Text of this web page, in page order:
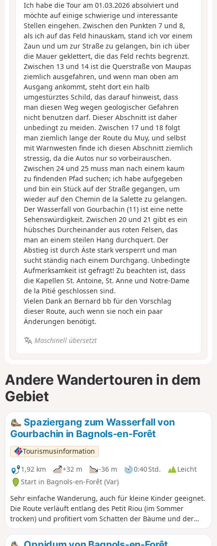
Ich habe die Tour am 01.03.2026 absolviert und
möchte auf einige schwierige und interessante
Stellen eingehen. Zwischen den Punkten 7 und 8,
als ich auf das Feld hinauskam, stand ich vor einem
Zaun und um zur Straße zu gelangen, bin ich über
die Mauer geklettert, die das Feld rechts begrenzt.
Zwischen 13 und 14 ist die Querstraße von Maupas
ziemlich ausgefahren, und wenn man oben am
Ausgang ankommt, steht dort ein halb
umgestürztes Schild, das darauf hinweist, dass
man diesen Weg wegen geologischer Gefahren
nicht benutzen darf. Dieser Abschnitt ist daher
unbedingt zu meiden. Zwischen 17 und 18 folgt
man ziemlich lange der Route du Muy, und selbst
mit Warnwesten finde ich diesen Abschnitt ziemlich
stressig, da die Autos nur so vorbeirauschen.
Zwischen 24 und 25 muss man nach einem kaum
zu findenden Pfad suchen; ich habe aufgegeben
und bin ein Stück auf der Straße gegangen, um
wieder auf den Chemin de la Salette zu gelangen.
Der Wasserfall von Gourbachin (11) ist eine nette
Sehenswürdigkeit. Zwischen 20 und 21 gibt es ein
hübsches Durcheinander aus roten Felsen, das
man an einem steilen Hang durchquert. Der
Abstieg ist durch Äste stark versperrt und man
sucht ständig nach einem Durchgang. Unbedingte
Aufmerksamkeit ist gefragt! Zu beachten ist, dass
die Kapellen St. Antoine, St. Anne und Notre-Dame
de la Pitié geschlossen sind.
Vielen Dank an Bernard bb für den Vorschlag
dieser Route, auch wenn sie noch ein paar
Änderungen benötigt.
Maschinell übersetzt
Andere Wandertouren in dem
Gebiet
Spaziergang zum Wasserfall von
Gourbachin in Bagnols-en-Forêt
Tourismusinformation
1,92 km
+32 m -36 m 0:40 Std.
Leicht
Start in Bagnols-en-Forêt (Var)
Sehr einfache Wanderung, auch für kleine Kinder geeignet.
Die Route verläuft entlang des Petit Riou (im Sommer
trocken) und profitiert vom Schatten der Bäume und der
Kühle des Tals. Am Ende der Route erwartet Sie ein
wunderschöner Wasserfall: der Gourbachin. „Unterwegs